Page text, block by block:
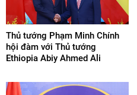
Thủ tướng Phạm Minh Chính
hội đàm với Thủ tướng
Ethiopia Abiy Ahmed Ali